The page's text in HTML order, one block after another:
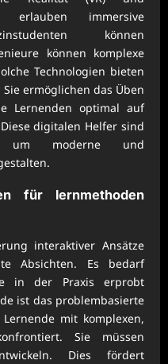
erlauben immersive
können
können komplexe
Technologien bieten
ermöglichen das Üben
Lernenden optimal auf
digitalen Helfer sind
um moderne und
für lernmethoden
interaktiver Ansätze
Absichten. Es bedarf
in der Praxis erprobt
ist das problembasierte
mit komplexen,
Sie müssen
Dies fördert